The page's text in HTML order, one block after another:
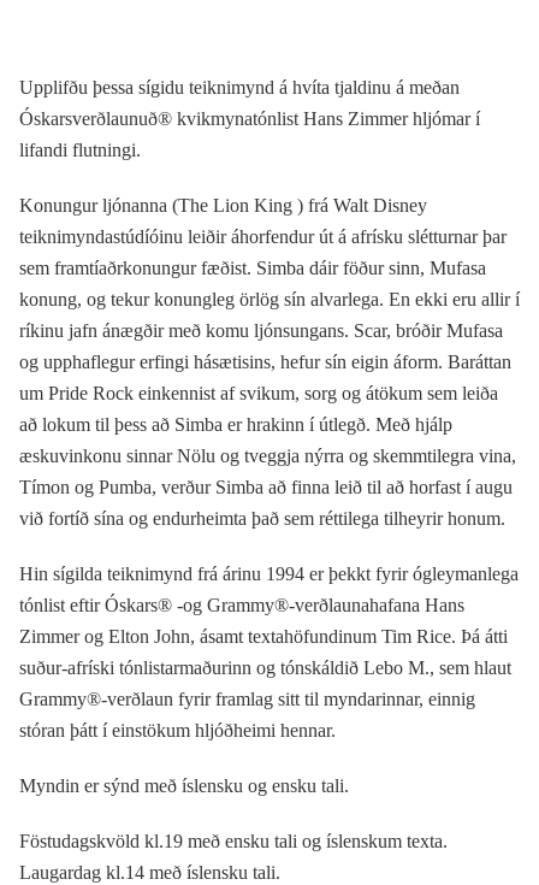
Upplifðu þessa sígidu teiknimynd á hvíta tjaldinu á meðan
Óskarsverðlaunuð® kvikmynatónlist Hans Zimmer hljómar í
lifandi flutningi.
Konungur ljónanna (The Lion King ) frá Walt Disney
teiknimyndastúdíóinu leiðir áhorfendur út á afrísku slétturnar þar
sem framtíaðrkonungur fæðist. Simba dáir föður sinn, Mufasa
konung, og tekur konungleg örlög sín alvarlega. En ekki eru allir í
ríkinu jafn ánægðir með komu ljónsungans. Scar, bróðir Mufasa
og upphaflegur erfingi hásætisins, hefur sín eigin áform. Baráttan
um Pride Rock einkennist af svikum, sorg og átökum sem leiða
að lokum til þess að Simba er hrakinn í útlegð. Með hjálp
æskuvinkonu sinnar Nölu og tveggja nýrra og skemmtilegra vina,
Tímon og Pumba, verður Simba að finna leið til að horfast í augu
við fortíð sína og endurheimta það sem réttilega tilheyrir honum.
Hin sígilda teiknimynd frá árinu 1994 er þekkt fyrir ógleymanlega
tónlist eftir Óskars® -og Grammy®-verðlaunahafana Hans
Zimmer og Elton John, ásamt textahöfundinum Tim Rice. Þá átti
suður-afríski tónlistarmaðurinn og tónskáldið Lebo M., sem hlaut
Grammy®-verðlaun fyrir framlag sitt til myndarinnar, einnig
stóran þátt í einstökum hljóðheimi hennar.
Myndin er sýnd með íslensku og ensku tali.
Föstudagskvöld kl.19 með ensku tali og íslenskum texta.
Laugardag kl.14 með íslensku tali.